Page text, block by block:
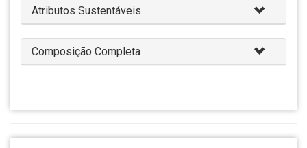
Atributos Sustentáveis
Composição Completa